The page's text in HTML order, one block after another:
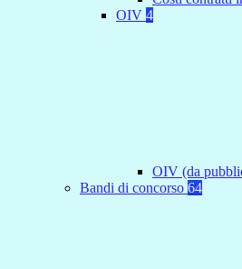
OIV 4
OIV (da
Bandi di concorso 64